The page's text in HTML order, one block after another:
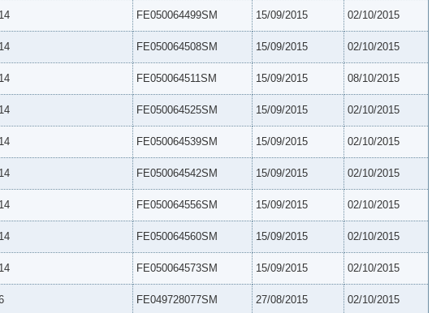
14 FE050064499SM 15/09/2015 02/10/2015
14 FE050064508SM 15/09/2015 02/10/2015
14 FE050064511SM 15/09/2015 08/10/2015
14 FE050064525SM 15/09/2015 02/10/2015
14 FE050064539SM 15/09/2015 02/10/2015
14 FE050064542SM 15/09/2015 02/10/2015
14 FE050064556SM 15/09/2015 02/10/2015
14 FE050064560SM 15/09/2015 02/10/2015
14 FE050064573SM 15/09/2015 02/10/2015
FE049728077SM 27/08/2015 02/10/2015